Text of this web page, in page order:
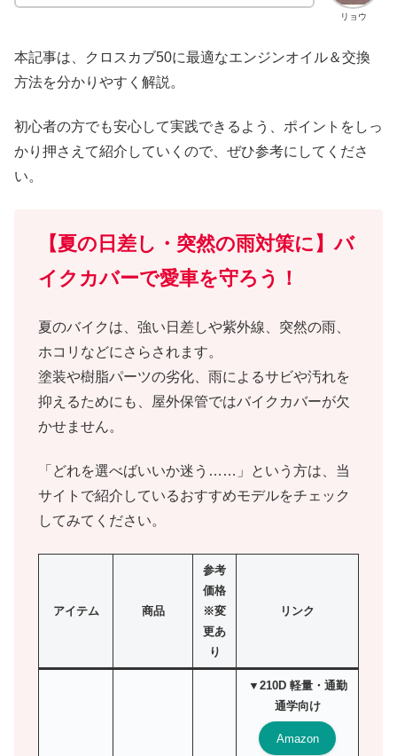
リョウ
本記事は、クロスカブ50に最適なエンジンオイル＆交換
方法を分かりやすく解説。
初心者の方でも安心して実践できるよう、ポイントをしっ
かり押さえて紹介していくので、ぜひ参考にしてくださ
い。
【夏の日差し・突然の雨対策に】バ
イクカバーで愛車を守ろう！
夏のバイクは、強い日差しや紫外線、突然の雨、
ホコリなどにさらされます。
塗装や樹脂パーツの劣化、雨によるサビや汚れを
抑えるためにも、屋外保管ではバイクカバーが欠
かせません。
「どれを選べばいいか迷う……」という方は、当
サイトで紹介しているおすすめモデルをチェック
してみてください。
アイテム 商品
参考
価格
※変
更あ
り
リンク
▼210D 軽量・通勤
通学向け
Amazon